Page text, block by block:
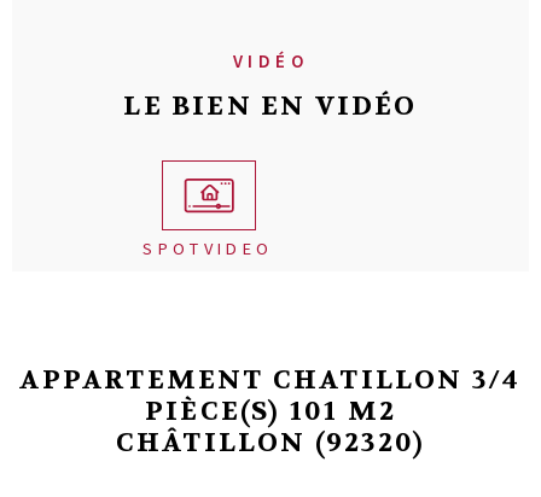
VIDÉO
LE BIEN EN VIDÉO
SPOTVIDEO
APPARTEMENT CHATILLON 3/4
PIÈCE(S) 101 M2
CHÂTILLON (92320)